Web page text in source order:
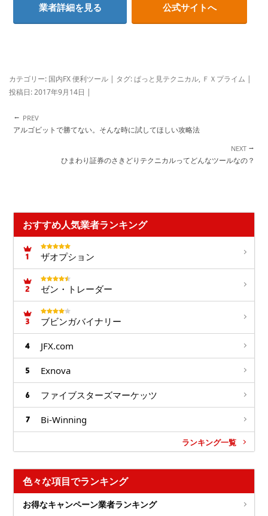
業者詳細を見る 公式サイトへ
カテゴリー: 国内FX 便利ツール | タグ:ぱっと見テクニカル, ＦＸプライム |
投稿日:2017年9月14日 |
投稿ナビゲーション
←
アルゴビットで勝てない。そんな時に試してほしい攻略法
ひまわり証券のさきどりテクニカルってどんなツールなの？
→
おすすめ人気業者ランキング
ザオプション
ゼン・トレーダー
ブビンガバイナリー
JFX.com
Exnova
ファイブスターズマーケッツ
Bi-Winning
ランキング一覧
色々な項目でランキング
お得なキャンペーン業者ランキング